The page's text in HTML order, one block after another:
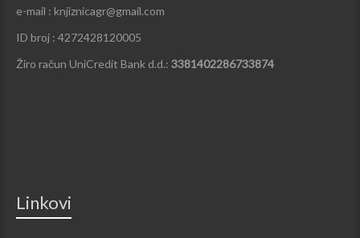
e-mail : knjiznicagr@gmail.com
ID broj : 4272428120005
Žiro račun UniCredit Bank d.d.: 3381402286733874
Linkovi